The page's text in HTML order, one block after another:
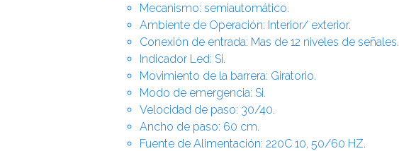
Mecanismo: semiautomático.
Ambiente de Operación: Interior/ exterior.
Conexión de entrada: Mas de 12 niveles de señales.
Indicador Led: Si.
Movimiento de la barrera: Giratorio.
Modo de emergencia: Si.
Velocidad de paso: 30/40.
Ancho de paso: 60 cm.
Fuente de Alimentación: 220C 10, 50/60 HZ.